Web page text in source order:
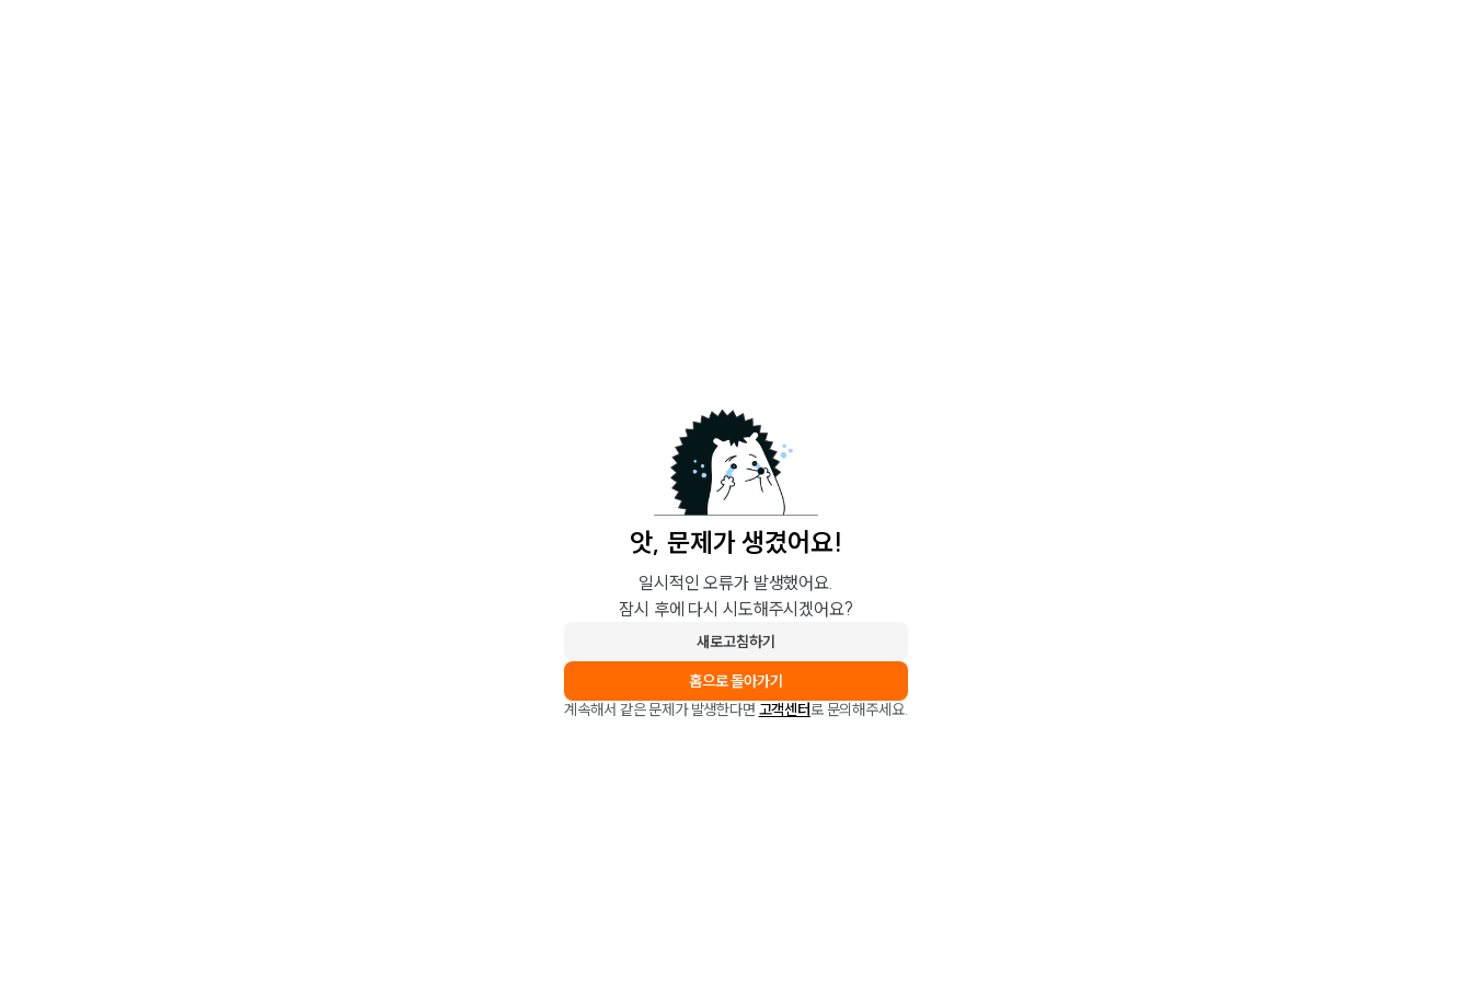
앗, 문제가 생겼어요!
일시적인 오류가 발생했어요.
잠시 후에 다시 시도해주시겠어요?
새로고침하기
홈으로 돌아가기
계속해서 같은 문제가 발생한다면 고객센터로 문의해주세요.